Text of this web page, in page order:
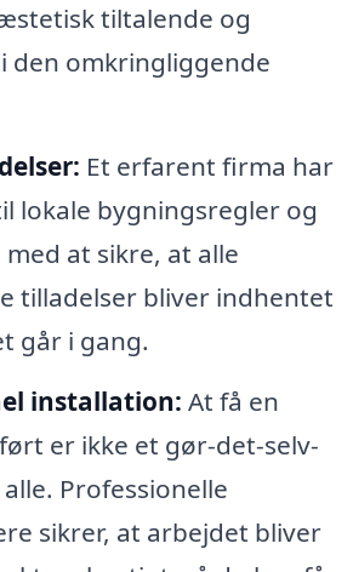
tiltalende og
den omkringliggende
Et erfarent firma har
lokale bygningsregler og
at sikre, at alle
tilladelser bliver indhentet
går i gang.
installation: At få en
er ikke et gør-det-selv-
Professionelle
sikrer, at arbejdet bliver